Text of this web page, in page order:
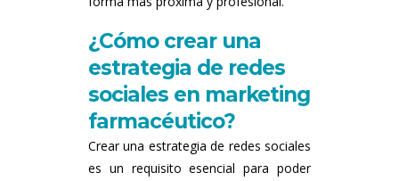
¿Cómo crear una
estrategia de redes
sociales en marketing
farmacéutico?
Crear una estrategia de redes sociales
es un requisito esencial para poder